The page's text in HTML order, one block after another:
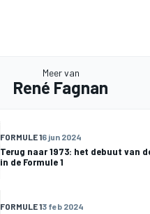
Meer van
René Fagnan
FORMULE 16 jun 2024
Terug naar 1973: het debuut van
in de Formule 1
FORMULE 13 feb 2024